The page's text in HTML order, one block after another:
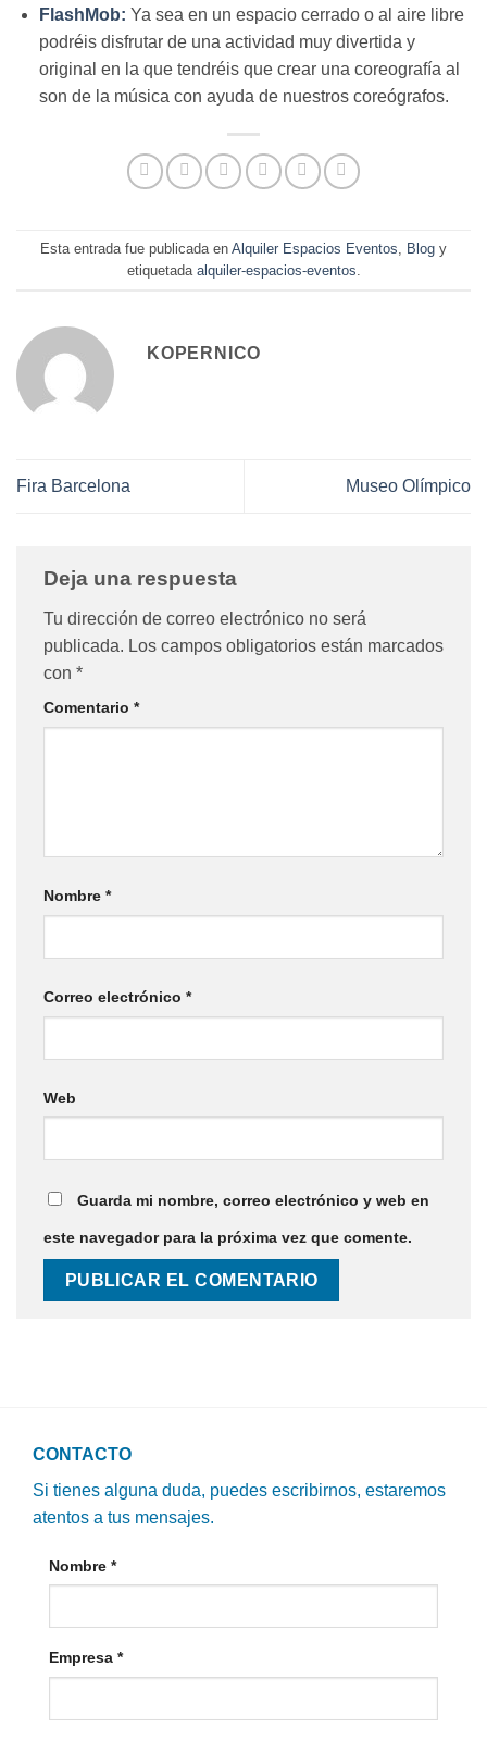
FlashMob: Ya sea en un espacio cerrado o al aire libre
podréis disfrutar de una actividad muy divertida y
original en la que tendréis que crear una coreografía al
son de la música con ayuda de nuestros coreógrafos.
Esta entrada fue publicada en Alquiler Espacios Eventos Blog y
etiquetada alquiler-espacios-eventos
KOPERNICO
Fira Barcelona Museo Olímpico
Deja una respuesta
Tu dirección de correo electrónico no será
publicada. Los campos obligatorios están marcados
con *
Comentario *
Nombre *
Correo electrónico *
Web
Guarda mi nombre, correo electrónico y web en
este navegador para la próxima vez que comente.
CONTACTO
Si tienes alguna duda, puedes escribirnos, estaremos
atentos a tus mensajes.
Nombre *
Empresa *